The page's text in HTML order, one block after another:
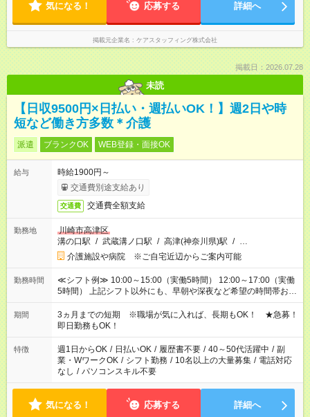
気になる！ 応募する 詳細へ
掲載元企業名 ケアスタッフィング株式会社
掲載日：2026.07.28
未読
【日収9500円×日払い・週払いOK！】週2日や時
短など働き方多数＊介護
派遣 ブランクOK WEB登録・面接OK
給与
時給1900円～
交通費別途支給あり
交通費 交通費全額支給
勤務地
川崎市高津区
溝の口駅 / 武蔵溝ノ口駅 / 高津(神奈川県)駅 / …
介護施設や病院 ※ご自宅近辺からご案内可能
勤務時間
≪シフト例≫ 10:00～15:00（実働5時間） 12:00～17:00（実働
5時間） 上記シフト以外にも、早朝や深夜など希望の時間帯お聞
かせください！ 事前に担当からヒアリングもしますので、ご安
心ください！
期間
3ヵ月までの短期 ※職場が気に入れば、長期もOK！ ★急募！
即日勤務もOK！
特徴 週1日からOK / 日払いOK / 履歴書不要 / 40～50代活躍中 / 副
業・WワークOK / シフト勤務 / 10名以上の大量募集 / 電話対応
なし / パソコンスキル不要
気になる！ 応募する 詳細へ